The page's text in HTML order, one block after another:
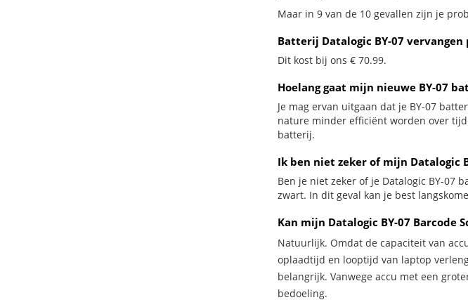
Maar in 9 van de 10 gevallen zijn je
Batterij Datalogic BY-07 vervangen
Dit kost bij ons € 70.99.
Hoelang gaat mijn nieuwe BY-07
Je mag ervan uitgaan dat je BY-07
nature minder efficiënt worden over
batterij.
Ik ben niet zeker of mijn Datalogic
Ben je niet zeker of je Datalogic BY-07
zwart. In dit geval kan je best
Kan mijn Datalogic BY-07 Barcode
Natuurlijk. Omdat de capaciteit van
oplaadtijd en looptijd van laptop
belangrijk. Vanwege accu met een
bedoeling.